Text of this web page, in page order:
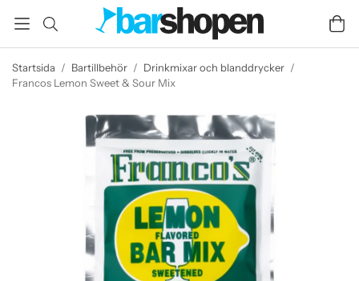
Startsida / Bartillbehör / Drinkmixar och blanddrycker /
Francos Lemon Sweet & Sour Mix